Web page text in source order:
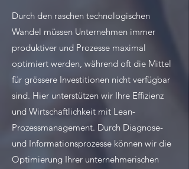
Durch den raschen technologischen
Wandel müssen Unternehmen immer
produktiver und Prozesse maximal
optimiert werden, während oft die Mittel
für grössere Investitionen nicht verfügbar
sind. Hier unterstützen wir Ihre Effizienz
und Wirtschaftlichkeit mit Lean-
Prozessmanagement. Durch Diagnose-
und Informationsprozesse können wir die
Optimierung Ihrer unternehmerischen